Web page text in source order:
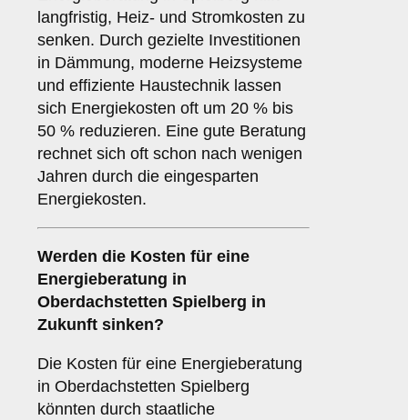
langfristig, Heiz- und Stromkosten zu
senken. Durch gezielte Investitionen
in Dämmung, moderne Heizsysteme
und effiziente Haustechnik lassen
sich Energiekosten oft um 20 % bis
50 % reduzieren. Eine gute Beratung
rechnet sich oft schon nach wenigen
Jahren durch die eingesparten
Energiekosten.
Werden die Kosten für eine
Energieberatung in
Oberdachstetten Spielberg in
Zukunft sinken?
Die Kosten für eine Energieberatung
in Oberdachstetten Spielberg
könnten durch staatliche